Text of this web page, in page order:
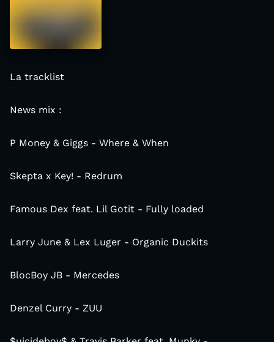
La tracklist
News mix :
P Money & Giggs - Where & When
Skepta x Key! - Redrum
Famous Dex feat. Lil Gotit - Fully loaded
Larry June & Lex Luger - Organic Duckits
BlocBoy JB - Mercedes
Denzel Curry - ZUU